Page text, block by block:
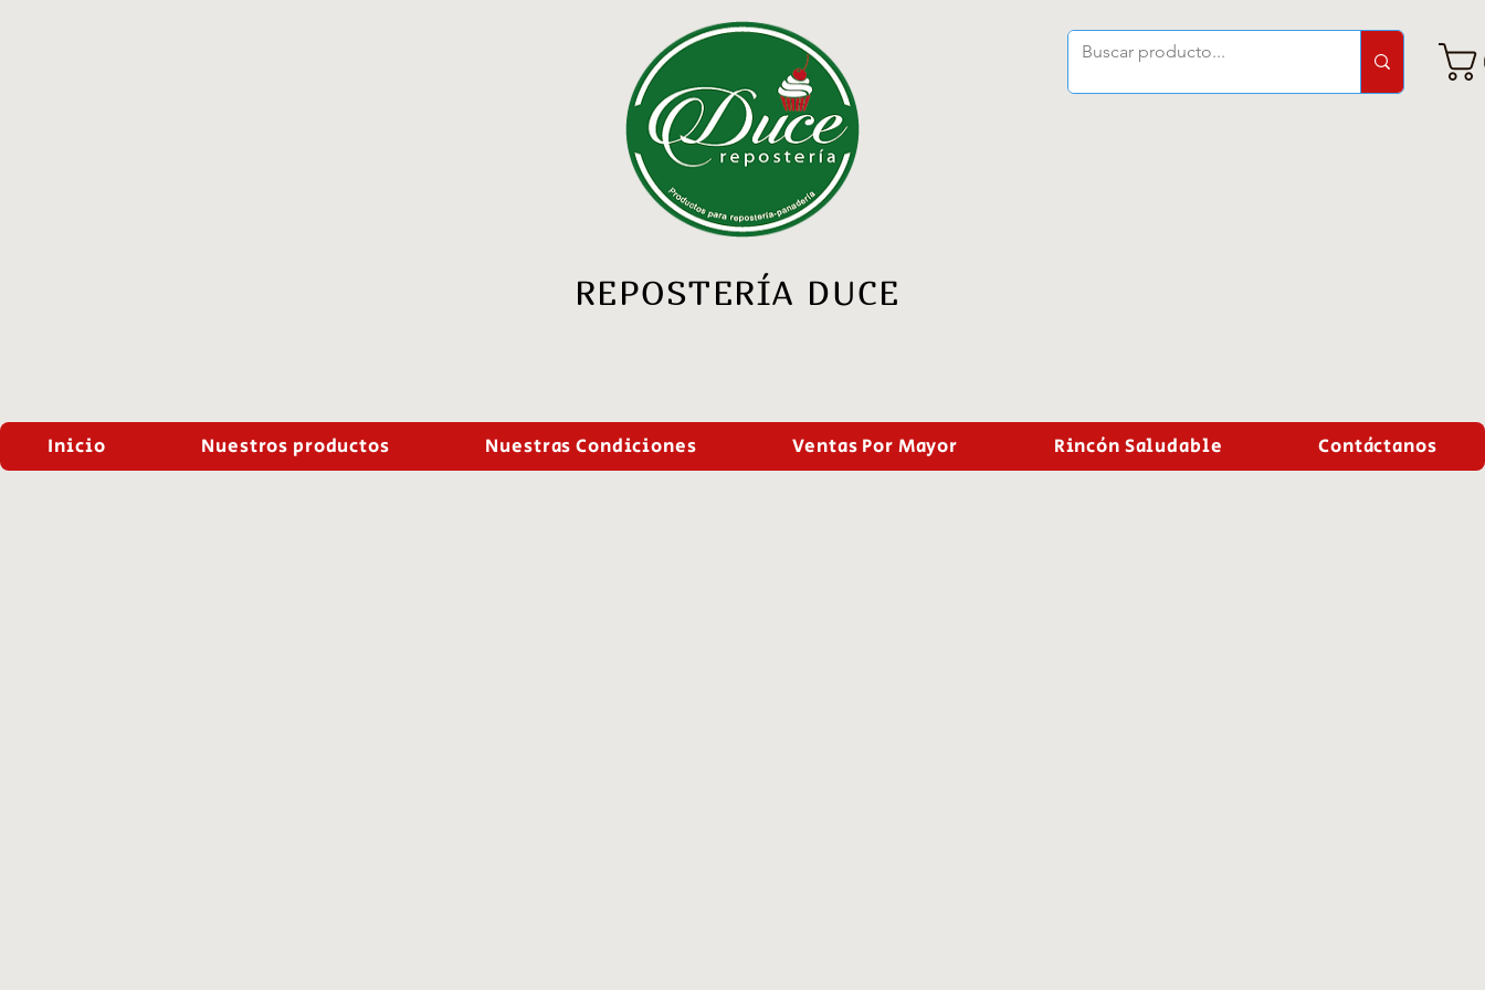
REPOSTERÍA DUCE
Inicio Nuestros productos Nuestras Condiciones Ventas Por Mayor Rincón Saludable Contáctanos